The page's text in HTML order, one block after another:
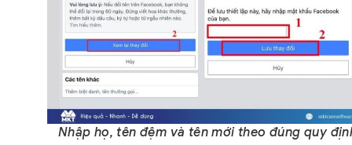
Nhập họ, tên đệm và tên mới theo đúng quy